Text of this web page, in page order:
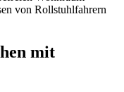
von Rollstuhlfahrern
mit